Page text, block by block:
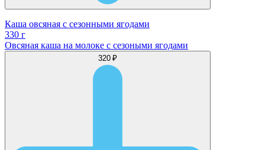
Каша овсяная с сезонными ягодами
330 г
Овсяная каша на молоке с сезоными ягодами
320 ₽